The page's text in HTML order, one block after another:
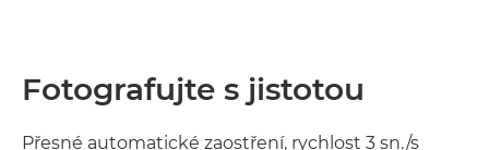
Fotografujte s jistotou
Přesné automatické zaostření, rychlost 3 sn./s